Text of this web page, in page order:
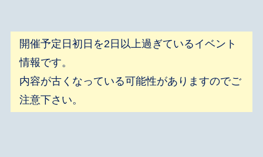
開催予定日初日を2日以上過ぎているイベント
情報です。
内容が古くなっている可能性がありますのでご
注意下さい。